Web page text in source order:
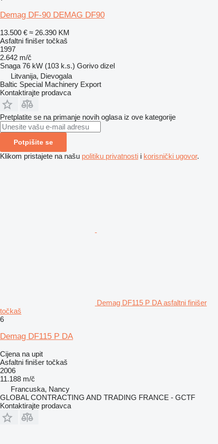
Demag DF-90 DEMAG DF90
13.500 € ≈ 26.390 KM
Asfaltni finišer točkaš
1997
2.642 m/č
Snaga 76 kW (103 k.s.) Gorivo dizel
Litvanija, Dievogala
Baltic Special Machinery Export
Kontaktirajte prodavca
Pretplatite se na primanje novih oglasa iz ove kategorije
Potpišite se
Klikom pristajete na našu politiku privatnosti i korisnički ugovor.
Demag DF115 P DA asfaltni finišer
točkaš
6
Demag DF115 P DA
Cijena na upit
Asfaltni finišer točkaš
2006
11.188 m/č
Francuska, Nancy
GLOBAL CONTRACTING AND TRADING FRANCE - GCTF
Kontaktirajte prodavca